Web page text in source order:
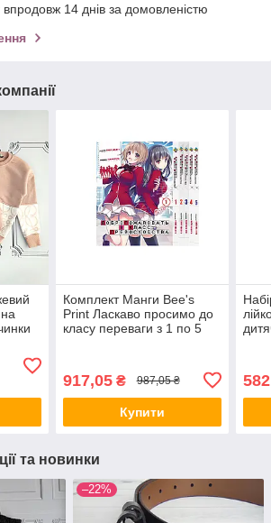
14 днів за домовленістю
Комплект Манги Bee's
Print Ласкаво просимо до
класу переваги з 1 по 5
917,05₴ 987,05 ₴
Купити
та новинки
–22%